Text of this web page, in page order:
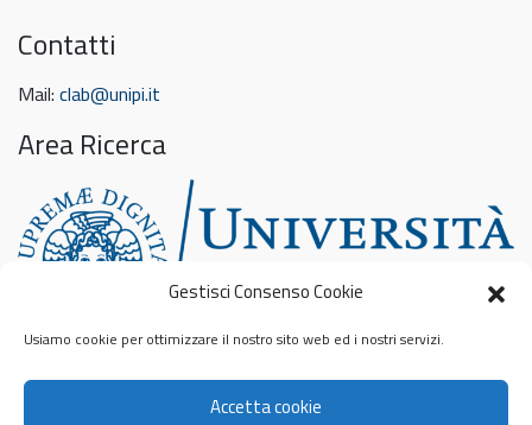
Gestisci Consenso Cookie
Usiamo cookie per ottimizzare il nostro sito web ed i nostri servizi.
Accetta cookie
Contatti
Mail: clab@unipi.it
Area Ricerca
Privacy & Cookies: This site uses cookies. By continuing to use this